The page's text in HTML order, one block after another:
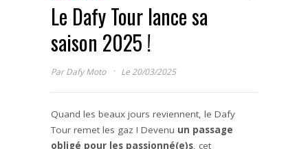
Le Dafy Tour lance sa
saison 2025 !
ParDafy Moto · Le 20/03/2025
Quand les beaux jours reviennent, le Dafy
Tour remet les gaz ! Devenu un passage
obligé pour les passionné(e)s, cet